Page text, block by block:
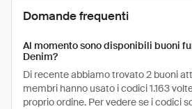
Domande frequenti
Al momento sono disponibili buoni
Denim?
Di recente abbiamo trovato 2 buoni
membri hanno usato i codici 1.163
proprio ordine. Per vedere se i codici